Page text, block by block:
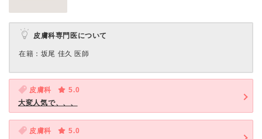
皮膚科専門医について
在籍：坂尾 佳久 医師
皮膚科
5.0
大変人気で、、、
皮膚科
5.0